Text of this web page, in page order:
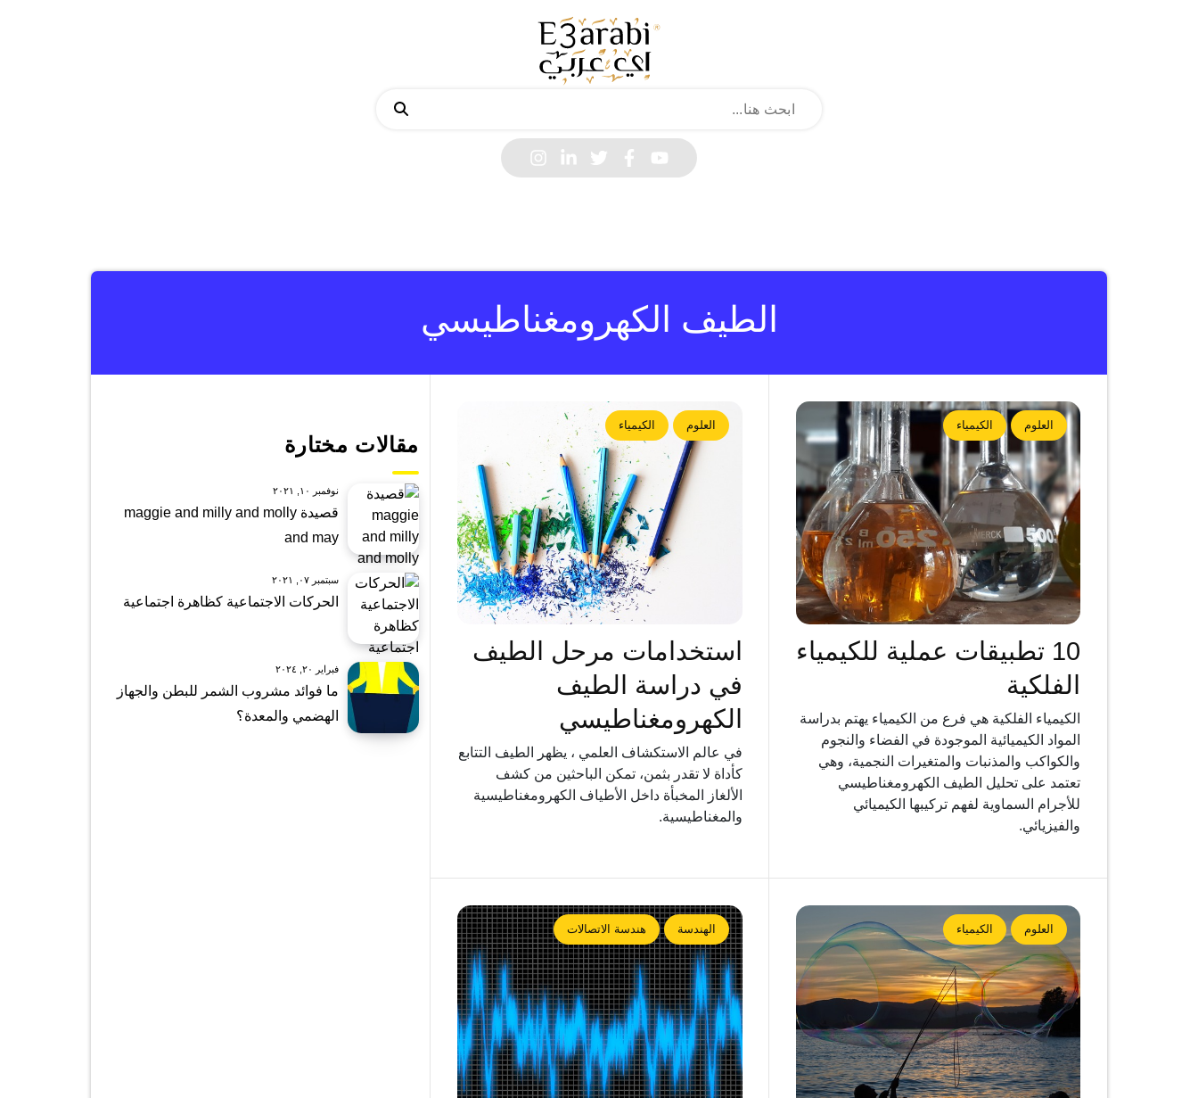
الطيف الكهرومغناطيسي
العلوم الكيمياء
10 تطبيقات عملية للكيمياء
الفلكية
الكيمياء الفلكية هي فرع من الكيمياء يهتم بدراسة
المواد الكيميائية الموجودة في الفضاء والنجوم
والكواكب والمذنبات والمتغيرات النجمية، وهي
تعتمد على تحليل الطيف الكهرومغناطيسي
للأجرام السماوية لفهم تركيبها الكيميائي
والفيزيائي.
العلوم الكيمياء
استخدامات مرحل الطيف
في دراسة الطيف
الكهرومغناطيسي
في عالم الاستكشاف العلمي ، يظهر الطيف التتابع
كأداة لا تقدر بثمن، تمكن الباحثين من كشف
الألغاز المخبأة داخل الأطياف الكهرومغناطيسية
والمغناطيسية.
العلوم الكيمياء الهندسة هندسة الاتصالات
مقالات مختارة
نوفمبر ١٠, ٢٠٢١
قصيدة maggie and milly and molly
and may
سبتمبر ٠٧, ٢٠٢١
الحركات الاجتماعية كظاهرة اجتماعية
فبراير ٢٠, ٢٠٢٤
ما فوائد مشروب الشمر للبطن والجهاز
الهضمي والمعدة؟